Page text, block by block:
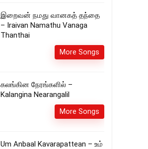
இறைவன் நமது வானகத் தந்தை
– Iraivan Namathu Vanaga
Thanthai
More Songs
கலங்கின நேரங்களில் –
Kalangina Nearangalil
More Songs
Um Anbaal Kavarapattean – உம்